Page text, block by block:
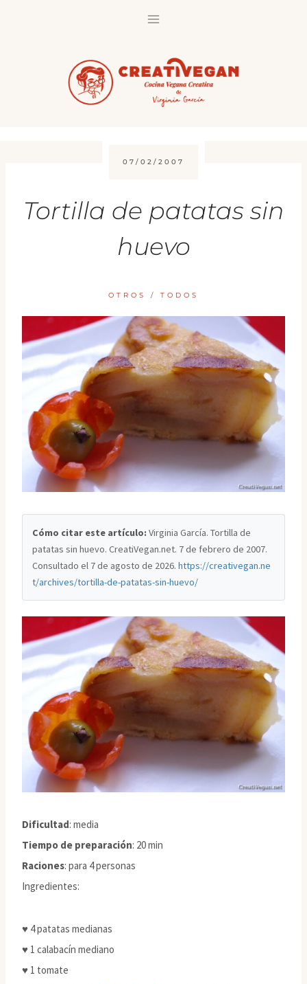
07/02/2007
Tortilla de patatas sin
huevo
OTROS / TODOS
Cómo citar este artículo: Virginia García. Tortilla de
patatas sin huevo. CreatiVegan.net. 7 de febrero de 2007.
Consultado el 7 de agosto de 2026.https://creativegan.ne
t/archives/tortilla-de-patatas-sin-huevo/
Dificultad: media
Tiempo de preparación: 20 min
Raciones: para 4 personas
Ingredientes:
♥ 4 patatas medianas
♥ 1 calabacín mediano
♥ 1 tomate